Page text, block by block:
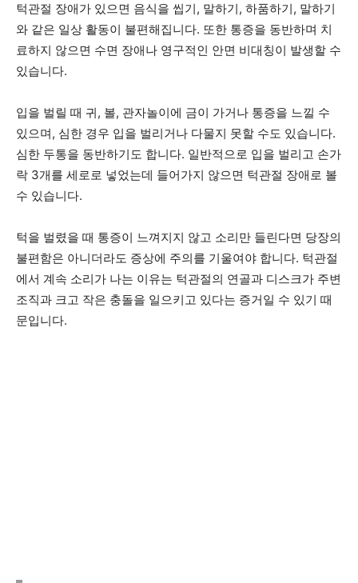
턱관절 장애가 있으면 음식을 씹기, 말하기, 하품하기, 말하기
와 같은 일상 활동이 불편해집니다. 또한 통증을 동반하며 치
료하지 않으면 수면 장애나 영구적인 안면 비대칭이 발생할 수
있습니다.
입을 벌릴 때 귀, 볼, 관자놀이에 금이 가거나 통증을 느낄 수
있으며, 심한 경우 입을 벌리거나 다물지 못할 수도 있습니다.
심한 두통을 동반하기도 합니다. 일반적으로 입을 벌리고 손가
락 3개를 세로로 넣었는데 들어가지 않으면 턱관절 장애로 볼
수 있습니다.
턱을 벌렸을 때 통증이 느껴지지 않고 소리만 들린다면 당장의
불편함은 아니더라도 증상에 주의를 기울여야 합니다. 턱관절
에서 계속 소리가 나는 이유는 턱관절의 연골과 디스크가 주변
조직과 크고 작은 충돌을 일으키고 있다는 증거일 수 있기 때
문입니다.